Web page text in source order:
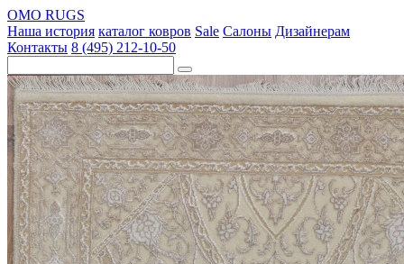
OMO RUGS
Наша история каталог ковров Sale Салоны Дизайнерам
Контакты 8 (495) 212-10-50